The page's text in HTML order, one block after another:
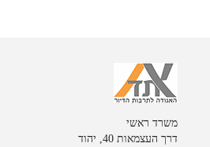
משרד ראשי
דרך העצמאות 40, יהוד